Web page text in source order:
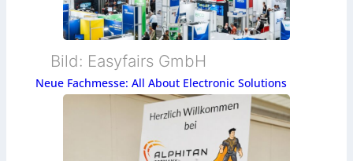
Bild: Easyfairs GmbH
Neue Fachmesse: All About Electronic Solutions